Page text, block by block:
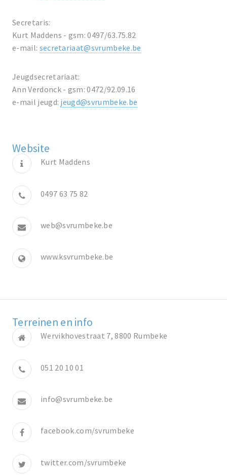
Secretaris:
Kurt Maddens - gsm: 0497/63.75.82
e-mail: secretariaat@svrumbeke.be
Jeugdsecretariaat:
Ann Verdonck - gsm: 0472/92.09.16
e-mail jeugd: jeugd@svrumbeke.be
Website
Kurt Maddens
0497 63 75 82
web@svrumbeke.be
www.ksvrumbeke.be
Terreinen en info
Wervikhovestraat 7, 8800 Rumbeke
051 20 10 01
info@svrumbeke.be
facebook.com/svrumbeke
twitter.com/svrumbeke